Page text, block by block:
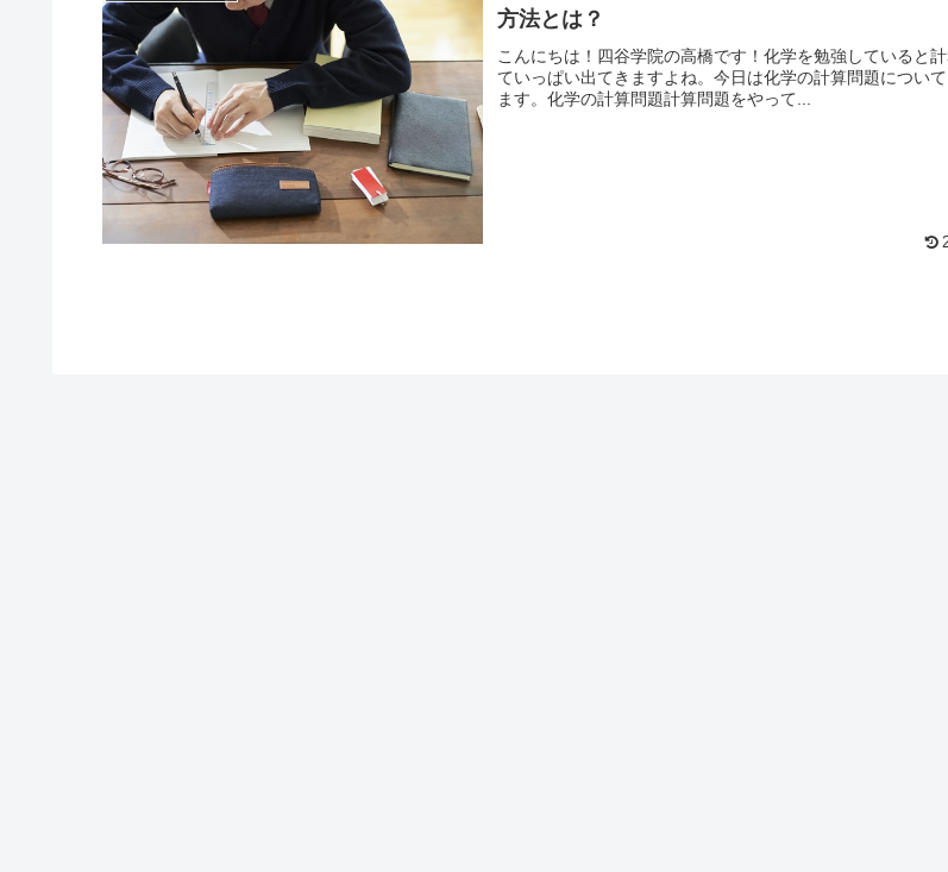
方法とは？
こんにちは！四谷学院の高橋です！化学を勉強していると
ていっぱい出てきますよね。今日は化学の計算問題につい
ます。化学の計算問題計算問題をやって...